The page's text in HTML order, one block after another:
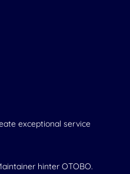
exceptional service
hinter OTOBO.